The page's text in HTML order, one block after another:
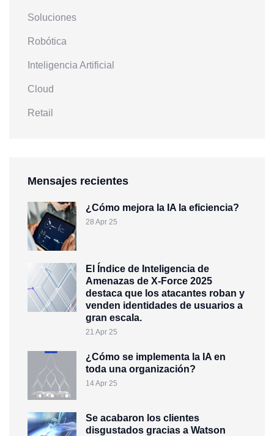
Soluciones
Robótica
Inteligencia Artificial
Cloud
Retail
Mensajes recientes
¿Cómo mejora la IA la eficiencia?
28 Apr 25
El Índice de Inteligencia de
Amenazas de X-Force 2025
destaca que los atacantes roban y
venden identidades de usuarios a
gran escala.
21 Apr 25
¿Cómo se implementa la IA en
toda una organización?
14 Apr 25
Se acabaron los clientes
disgustados gracias a Watson